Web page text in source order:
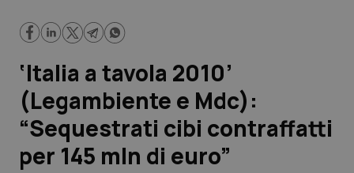
Regioni e Asl
Lavoro e Professioni
Scienza e Farmaci
Studi e Analisi
‘Italia a tavola 2010’
(Legambiente e Mdc):
“Sequestrati cibi contraffatti
per 145 mln di euro”